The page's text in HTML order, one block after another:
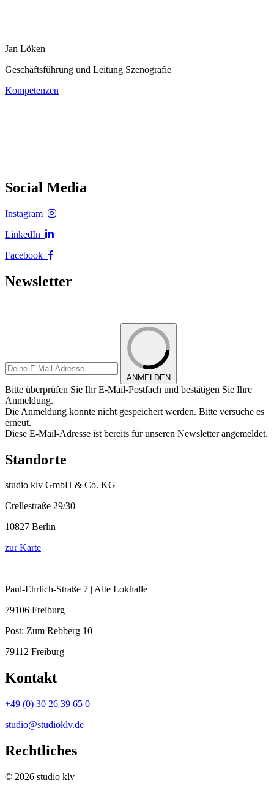
Jan Löken
Geschäftsführung und Leitung Szenografie
Kompetenzen
Social Media
Instagram
LinkedIn
Facebook
Newsletter
ANMELDEN
Bitte überprüfen Sie Ihr E-Mail-Postfach und bestätigen Sie Ihre
Anmeldung.
Die Anmeldung konnte nicht gespeichert werden. Bitte versuche es
erneut.
Diese E-Mail-Adresse ist bereits für unseren Newsletter angemeldet.
Standorte
studio klv GmbH & Co. KG
Crellestraße 29/30
10827 Berlin
zur Karte
Paul-Ehrlich-Straße 7 | Alte Lokhalle
79106 Freiburg
Post: Zum Rebberg 10
79112 Freiburg
Kontakt
+49 (0) 30 26 39 65 0
studio@studioklv.de
Rechtliches
© 2026 studio klv